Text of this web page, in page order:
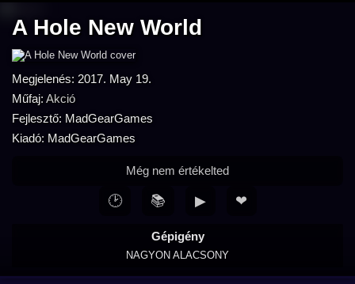
A Hole New World
Megjelenés: 2017. May 19.
Műfaj: Akció
Fejlesztő: MadGearGames
Kiadó: MadGearGames
Gépigény
NAGYON ALACSONY
Még nem értékelted
🕑 📚 ▶ ❤